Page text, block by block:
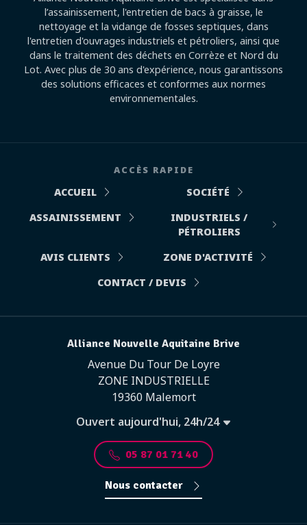
l’assainissement, l'entretien de bacs à graisse, le
nettoyage et la vidange de fosses septiques, dans
l'entretien d'ouvrages industriels et pétroliers, ainsi que
dans le traitement des déchets en Corrèze et Nord du
Lot. Avec plus de 30 ans d'expérience, nous garantissons
des solutions efficaces et conformes aux normes
environnementales.
ACCÈS RAPIDE
ACCUEIL
SOCIÉTÉ
ASSAINISSEMENT
INDUSTRIELS /
PÉTROLIERS
AVIS CLIENTS
ZONE D'ACTIVITÉ
CONTACT / DEVIS
Alliance Nouvelle Aquitaine Brive
Avenue Du Tour De Loyre
ZONE INDUSTRIELLE
19360 Malemort
Ouvert aujourd'hui, 24h/24
05 87 01 71 40
Nous contacter